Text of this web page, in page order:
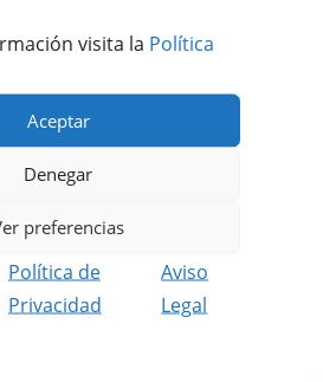
visita la Política
Aceptar
Denegar
preferencias
Política de
Privacidad
Aviso
Legal
#MEATFANCLUB
únicas y exclusivas.
disfrutar de contenido
solo para socios.